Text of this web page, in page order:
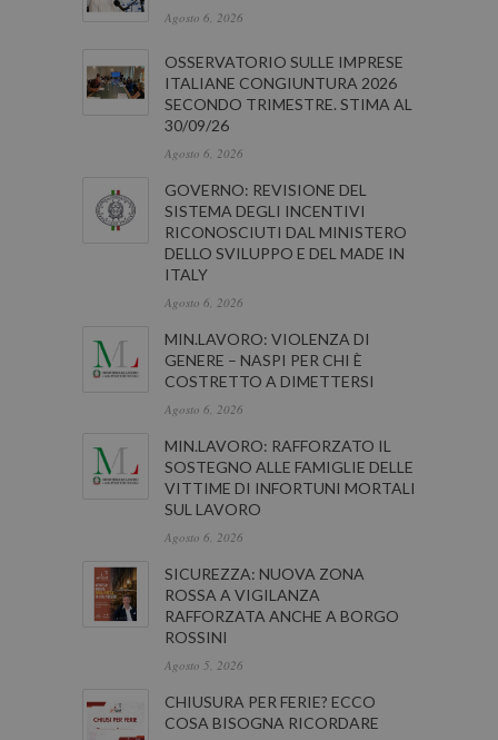
Agosto 6, 2026
OSSERVATORIO SULLE IMPRESE
ITALIANE CONGIUNTURA 2026
SECONDO TRIMESTRE. STIMA AL
30/09/26
Agosto 6, 2026
GOVERNO: REVISIONE DEL
SISTEMA DEGLI INCENTIVI
RICONOSCIUTI DAL MINISTERO
DELLO SVILUPPO E DEL MADE IN
ITALY
Agosto 6, 2026
MIN.LAVORO: VIOLENZA DI
GENERE – NASPI PER CHI È
COSTRETTO A DIMETTERSI
Agosto 6, 2026
MIN.LAVORO: RAFFORZATO IL
SOSTEGNO ALLE FAMIGLIE DELLE
VITTIME DI INFORTUNI MORTALI
SUL LAVORO
Agosto 6, 2026
SICUREZZA: NUOVA ZONA
ROSSA A VIGILANZA
RAFFORZATA ANCHE A BORGO
ROSSINI
Agosto 5, 2026
CHIUSURA PER FERIE? ECCO
COSA BISOGNA RICORDARE